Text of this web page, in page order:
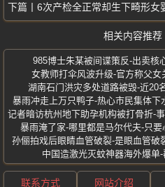
6次产检全正常却生下畸形女婴-涉
相关内容推荐
985博士朱某被间谍策反-出卖核
女教师打伞风波升级-官方称父
湖南石门洪灾多处道路被毁-近20
暴雨冲走上万只鸭子-热心市民集体下
暴雨淹了家-哪里都是马尔代夫-只
孙俪拍戏后眼睛血管破裂-是眼血管破
中国造激光灭蚊神器海外爆单
联系方式 网站介绍